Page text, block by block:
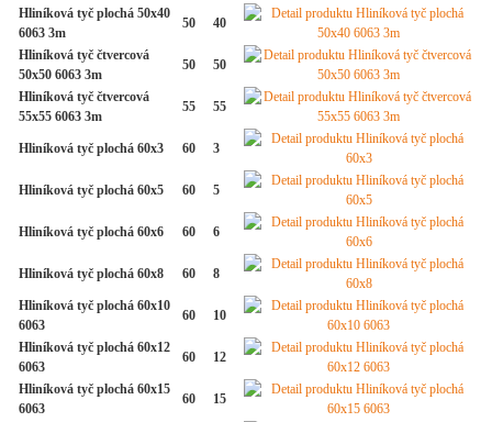
Hliníková tyč plochá 50x40
6063 3m
50 40
Hliníková tyč čtvercová
50x50 6063 3m
50 50
Hliníková tyč čtvercová
55x55 6063 3m
55 55
Hliníková tyč plochá 60x3 60 3
Hliníková tyč plochá 60x5 60 5
Hliníková tyč plochá 60x6 60 6
Hliníková tyč plochá 60x8 60 8
Hliníková tyč plochá 60x10
6063
60 10
Hliníková tyč plochá 60x12
6063
60 12
Hliníková tyč plochá 60x15
6063
60 15